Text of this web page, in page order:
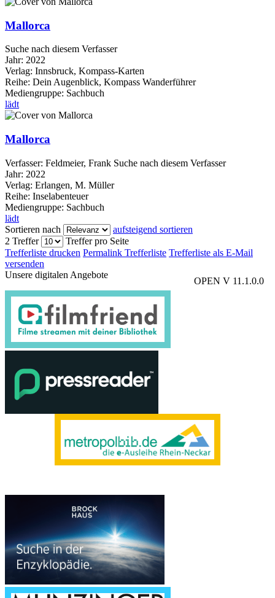
Mallorca
Suche nach diesem Verfasser
Jahr: 2022
Verlag: Innsbruck, Kompass-Karten
Reihe: Dein Augenblick, Kompass Wanderführer
Mediengruppe: Sachbuch
lädt
Mallorca
Verfasser: Feldmeier, Frank Suche nach diesem Verfasser
Jahr: 2022
Verlag: Erlangen, M. Müller
Reihe: Inselabenteuer
Mediengruppe: Sachbuch
lädt
Sortieren nach
aufsteigend sortieren
2 Treffer
Treffer pro Seite
Trefferliste drucken Permalink Trefferliste Trefferliste als E-Mail
versenden
OPEN V 11.1.0.0
Unsere digitalen Angebote